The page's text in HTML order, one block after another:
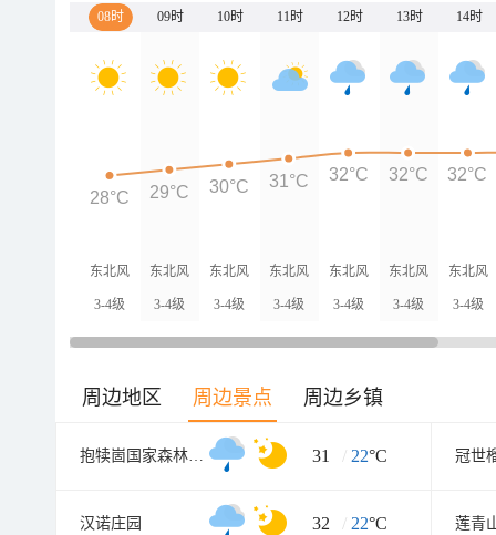
08时 09时 10时 11时 12时 13时 14时
东北风
3-4级
东北风
3-4级
东北风
3-4级
东北风
3-4级
东北风
3-4级
东北风
3-4级
东北风
3-4级
28°C 29°C 30°C 31°C 32°C 32°C 32°C
周边地区 周边景点 周边乡镇
抱犊崮国家森林公园 31 / 22°C 冠世
汉诺庄园 32 / 22°C